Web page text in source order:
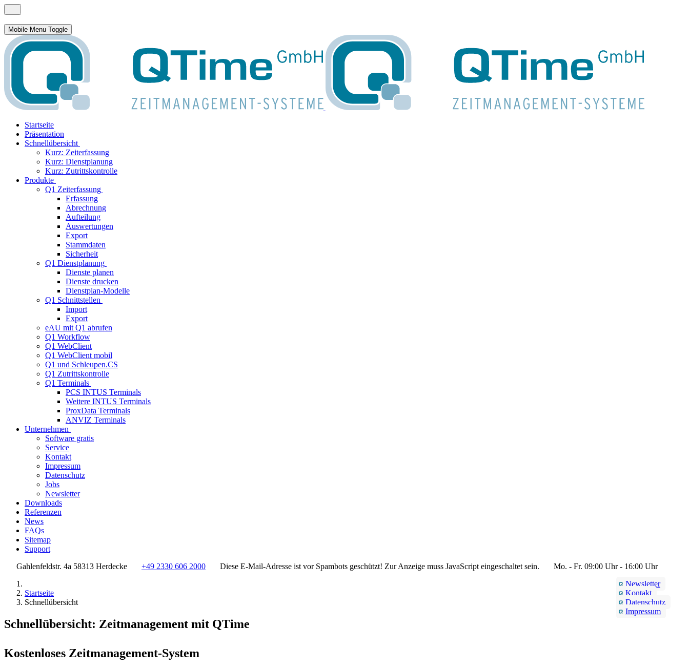
Mobile Menu Toggle
Startseite
Präsentation
Schnellübersicht
Kurz: Zeiterfassung
Kurz: Dienstplanung
Kurz: Zutrittskontrolle
Produkte
Q1 Zeiterfassung
Erfassung
Abrechnung
Aufteilung
Auswertungen
Export
Stammdaten
Sicherheit
Q1 Dienstplanung
Dienste planen
Dienste drucken
Dienstplan-Modelle
Q1 Schnittstellen
Import
Export
eAU mit Q1 abrufen
Q1 Workflow
Q1 WebClient
Q1 WebClient mobil
Q1 und Schleupen.CS
Q1 Zutrittskontrolle
Q1 Terminals
PCS INTUS Terminals
Weitere INTUS Terminals
ProxData Terminals
ANVIZ Terminals
Unternehmen
Software gratis
Service
Kontakt
Impressum
Datenschutz
Jobs
Newsletter
Downloads
Referenzen
News
FAQs
Sitemap
Support
Gahlenfeldstr. 4a 58313 Herdecke
+49 2330 606 2000 Diese E-Mail-Adresse ist vor Spambots geschützt! Zur Anzeige muss JavaScript eingeschaltet sein.
Mo. - Fr. 09:00 Uhr - 16:00 Uhr
Newsletter
Kontakt
Datenschutz
Impressum
Startseite
Schnellübersicht
Schnellübersicht: Zeitmanagement mit QTime
Kostenloses Zeitmanagement-System